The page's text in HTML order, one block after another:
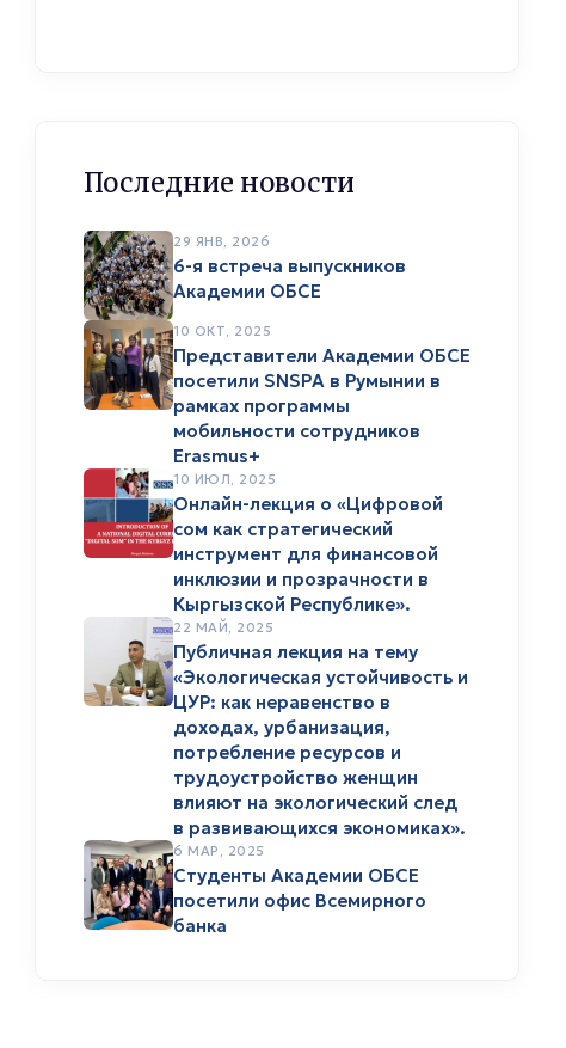
Последние новости
29 ЯНВ, 2026
6-я встреча выпускников
Академии ОБСЕ
10 ОКТ, 2025
Представители Академии ОБСЕ
посетили SNSPA в Румынии в
рамках программы
мобильности сотрудников
Erasmus+
10 ИЮЛ, 2025
Онлайн-лекция о «Цифровой
сом как стратегический
инструмент для финансовой
инклюзии и прозрачности в
Кыргызской Республике».
22 МАЙ, 2025
Публичная лекция на тему
«Экологическая устойчивость и
ЦУР: как неравенство в
доходах, урбанизация,
потребление ресурсов и
трудоустройство женщин
влияют на экологический след
в развивающихся экономиках».
6 МАР, 2025
Студенты Академии ОБСЕ
посетили офис Всемирного
банка